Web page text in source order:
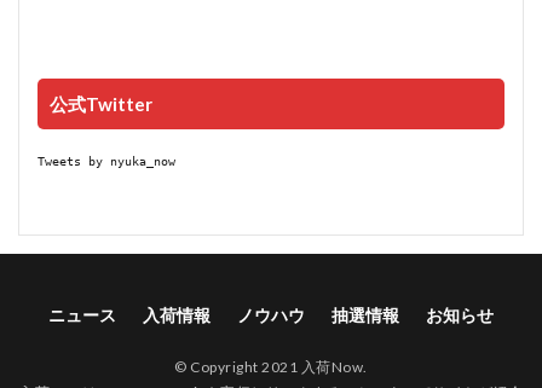
公式Twitter
Tweets by nyuka_now
ニュース 入荷情報 ノウハウ 抽選情報 お知らせ
© Copyright 2021 入荷Now.